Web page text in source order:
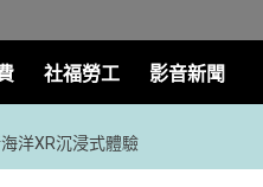
社福勞工 影音新聞
洋XR沉浸式體驗